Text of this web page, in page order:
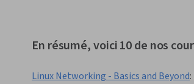
En résumé, voici 10 de nos
Linux Networking - Basics and Beyond: